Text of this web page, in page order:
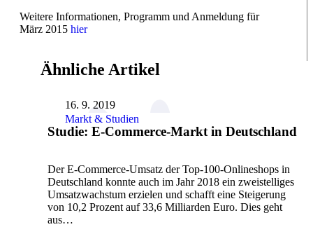
Weitere Informationen, Programm und Anmeldung für
März 2015 hier
Ähnliche Artikel
16. 9. 2019
Markt & Studien
Studie: E-Commerce-Markt in Deutschland
Der E-Commerce-Umsatz der Top-100-Onlineshops in
Deutschland konnte auch im Jahr 2018 ein zweistelliges
Umsatzwachstum erzielen und schafft eine Steigerung
von 10,2 Prozent auf 33,6 Milliarden Euro. Dies geht
aus…